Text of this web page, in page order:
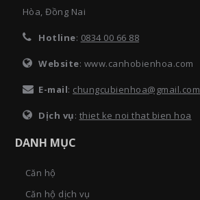
Hòa, Đồng Nai
Hotline: 0834 00 66 88
Website: www.canhobienhoa.com
E-mail: chungcubienhoa@gmail.com
Dịch vụ: thiet ke noi that bien hoa
DANH MỤC
Căn hộ
Căn hộ dịch vụ